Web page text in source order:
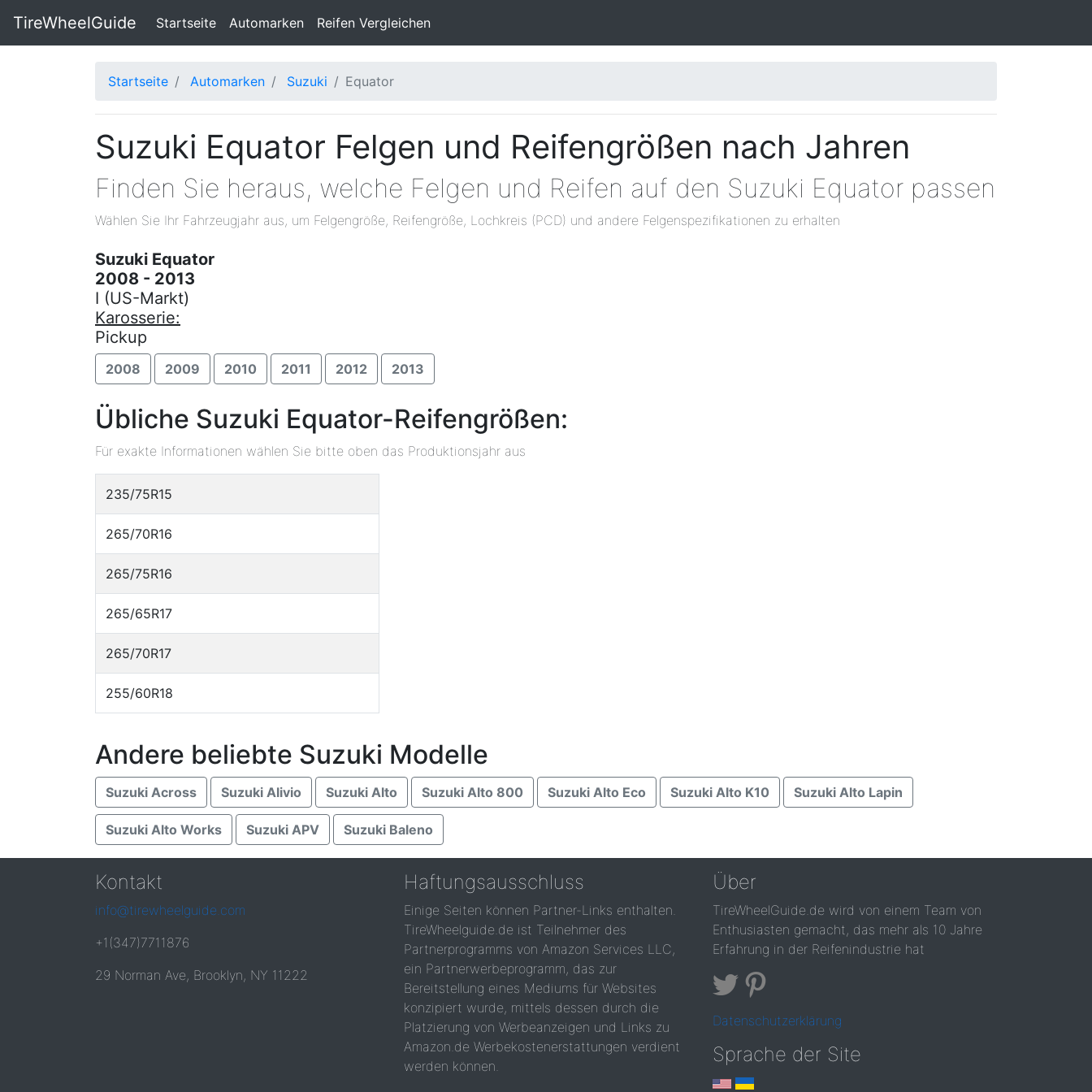
TireWheelGuide Startseite(current)
Automarken Reifen Vergleichen
Startseite Automarken Suzuki Equator
Suzuki Equator Felgen und Reifengrößen nach Jahren
Finden Sie heraus, welche Felgen und Reifen auf den Suzuki Equator passen
Wählen Sie Ihr Fahrzeugjahr aus, um Felgengröße, Reifengröße, Lochkreis (PCD) und andere Felgenspezifikationen zu erhalten
Suzuki Equator
2008 - 2013
I (US-Markt)
Karosserie:
Pickup
2008 2009 2010 2011 2012 2013
Übliche Suzuki Equator-Reifengrößen:
Für exakte Informationen wählen Sie bitte oben das Produktionsjahr aus
235/75R15
265/70R16
265/75R16
265/65R17
265/70R17
255/60R18
Andere beliebte Suzuki Modelle
Suzuki Across Suzuki Alivio Suzuki Alto Suzuki Alto 800 Suzuki Alto Eco Suzuki Alto K10 Suzuki Alto Lapin
Suzuki Alto Works Suzuki APV Suzuki Baleno
Kontakt
info@tirewheelguide.com
+1(347)7711876
29 Norman Ave, Brooklyn, NY 11222
Haftungsausschluss
Einige Seiten können Partner-Links enthalten.
TireWheelguide.de ist Teilnehmer des
Partnerprogramms von Amazon Services LLC,
ein Partnerwerbeprogramm, das zur
Bereitstellung eines Mediums für Websites
konzipiert wurde, mittels dessen durch die
Platzierung von Werbeanzeigen und Links zu
Amazon.de Werbekostenerstattungen verdient
werden können.
Über
TireWheelGuide.de wird von einem Team von
Enthusiasten gemacht, das mehr als 10 Jahre
Erfahrung in der Reifenindustrie hat
Datenschutzerklärung
Sprache der Site